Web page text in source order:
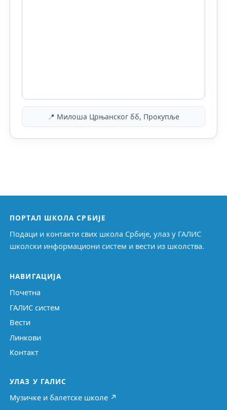
📍 Милоша Црњанског бб, Прокупље
ПОРТАЛ ШКОЛА СРБИЈЕ
Подаци и контакти свих школа Србије, улаз у ГАЛИС
школски информациони систем и вести из школства.
НАВИГАЦИЈА
Почетна
ГАЛИС систем
Вести
Линкови
Контакт
УЛАЗ У ГАЛИС
Музичке и балетске школе ↗